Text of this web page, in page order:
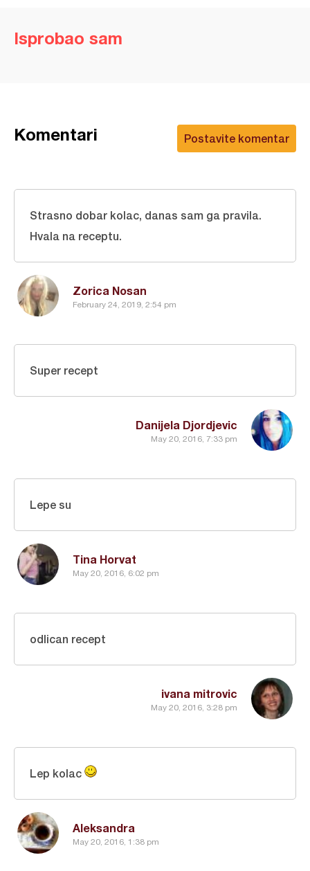
Isprobao sam
Postavite komentar
Komentari
Zorica Nosan
February 24, 2019, 2:54 pm
Strasno dobar kolac, danas sam ga pravila.
Hvala na receptu.
Danijela Djordjevic
May 20, 2016, 7:33 pm
Super recept
Tina Horvat
May 20, 2016, 6:02 pm
Lepe su
ivana mitrovic
May 20, 2016, 3:28 pm
odlican recept
Aleksandra
May 20, 2016, 1:38 pm
Lep kolac